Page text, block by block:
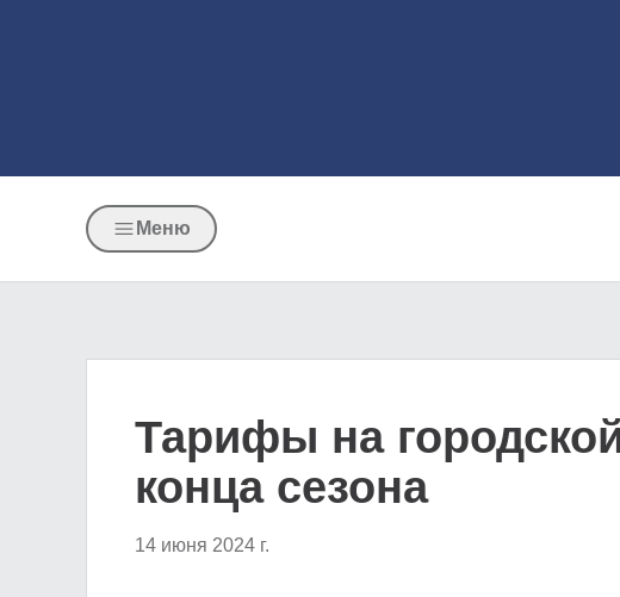
Меню
Тарифы на
конца сезона
14 июня 2024 г.